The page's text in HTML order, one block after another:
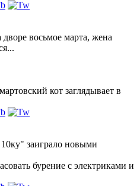
восьмое марта, жена
кот заглядывает в
заиграло новыми
бурение с электриками и